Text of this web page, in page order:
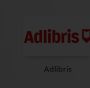
Adlibris